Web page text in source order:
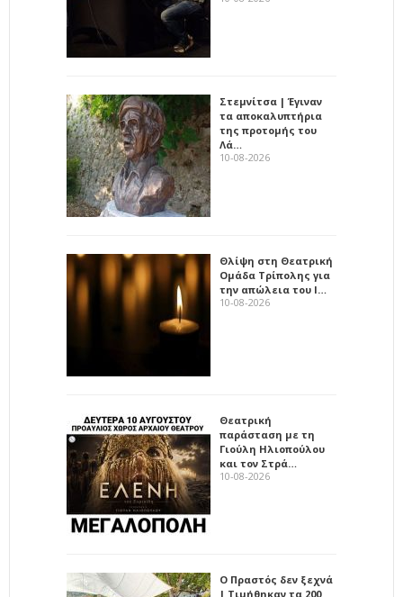
Στεμνίτσα | Έγιναν
τα αποκαλυπτήρια
της προτομής του
Λά…
10-08-2026
Θλίψη στη Θεατρική
Ομάδα Τρίπολης για
την απώλεια του Ι…
10-08-2026
Θεατρική
παράσταση με τη
Γιούλη Ηλιοπούλου
και τον Στρά…
10-08-2026
Ο Πραστός δεν ξεχνά
| Τιμήθηκαν τα 200